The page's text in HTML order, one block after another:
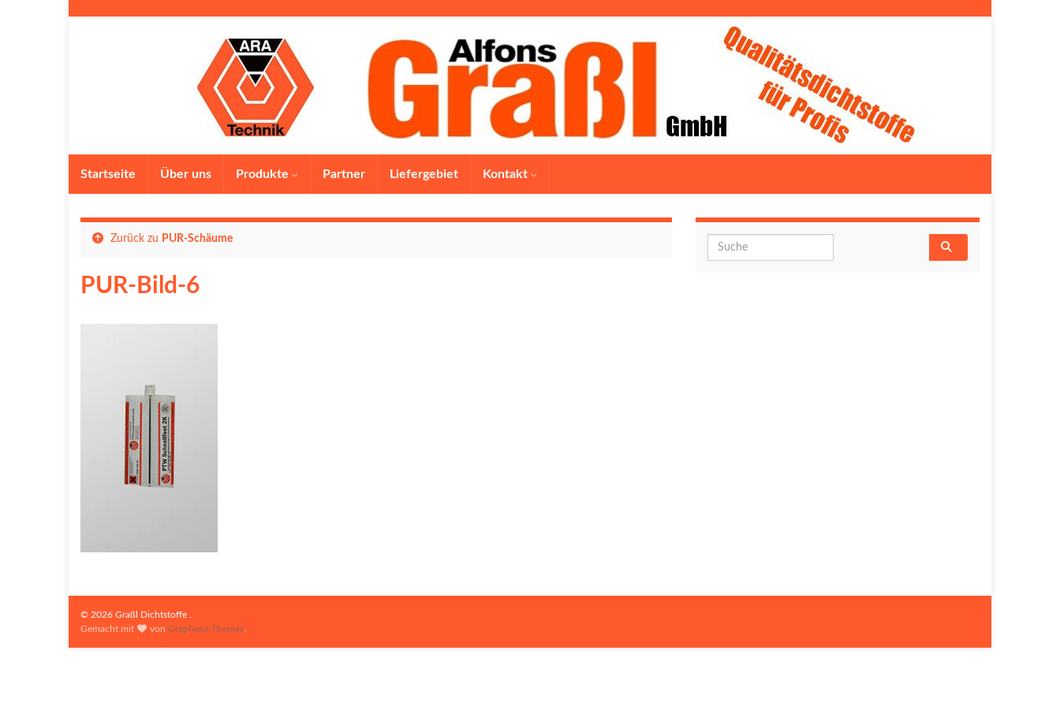
Startseite Über uns Produkte Partner Liefergebiet Kontakt
Zurück zu PUR-Schäume
PUR-Bild-6
Search for:
© 2026 Graßl Dichtstoffe .
Gemacht mit
vonGraphene Themes